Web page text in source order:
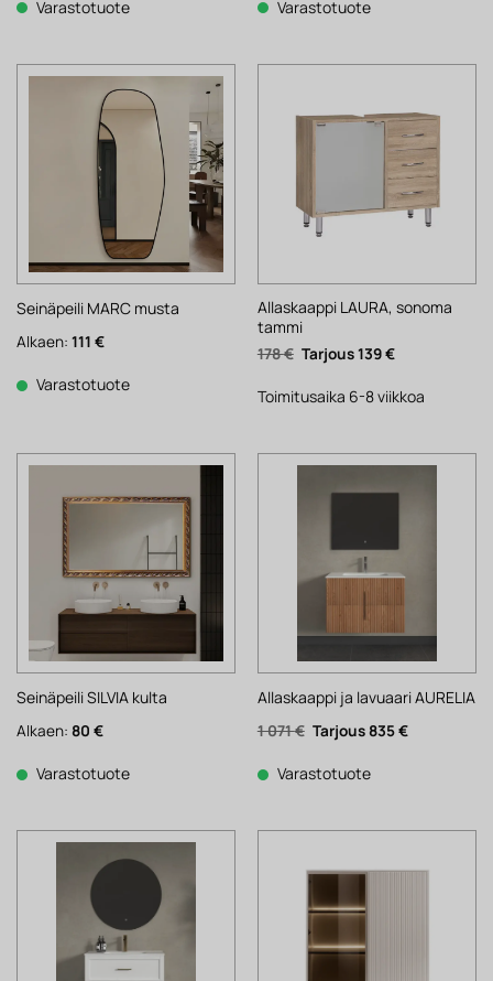
1
791 €.
Varastotuote 718 €.
Varastotuote
Seinäpeili MARC musta
Alkaen: 111 €
Varastotuote
Allaskaappi LAURA, sonoma
tammi
178€ Alkuperäinen
hinta
178 €.
139€Nykyinen
139 €.
Toimitusaika 6-8 viikkoa
Seinäpeili SILVIA kulta
Alkaen: 80 €
Varastotuote
Allaskaappi ja lavuaari AURELIA
1 071€ Alkuperäinen
hinta
1
071 €.
835€Nykyinen
Varastotuote